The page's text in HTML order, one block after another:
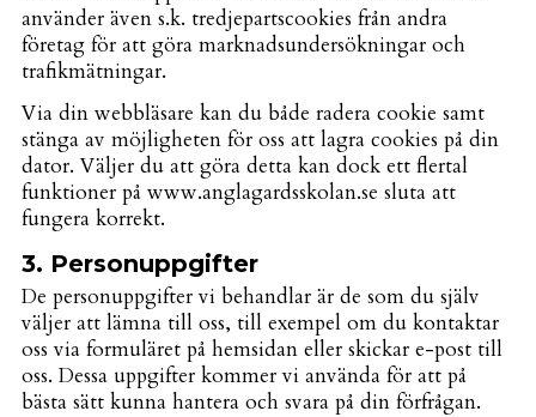
använder även s.k. tredjepartscookies från andra
företag för att göra marknadsundersökningar och
trafikmätningar.
Via din webbläsare kan du både radera cookie samt
stänga av möjligheten för oss att lagra cookies på din
dator. Väljer du att göra detta kan dock ett flertal
funktioner på www.anglagardsskolan.se sluta att
fungera korrekt.
3. Personuppgifter
De personuppgifter vi behandlar är de som du själv
väljer att lämna till oss, till exempel om du kontaktar
oss via formuläret på hemsidan eller skickar e-post till
oss. Dessa uppgifter kommer vi använda för att på
bästa sätt kunna hantera och svara på din förfrågan.